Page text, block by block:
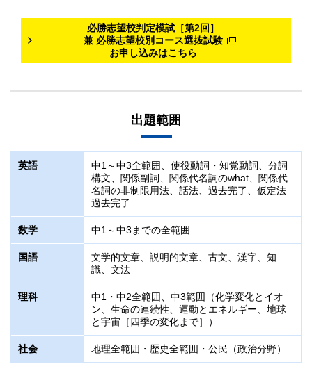
首都圏外および首都圏内の一部地域※・海外にお住まいの
中3
対象地域の詳細についてはこちら をご確認ください。
日程
早稲田アカデミーEAST」を使用したご自宅での受験と
田アカデミーEASTを使用して答案用紙を提出いただきます。
数学（60分・100点）
国語（60分・100点）
理科（30分・100点）
社会（30分・100点）
詳細は以下の「 出題範囲」をご確認ください。
タイムテーブル
【5科目受験】
る方）
中3
8/30（日）の都立Vもぎを受験するため当日会場受験に参加でき
ない方が対象となります。
都立Vもぎは9/6（日）・13（日）にも実施がございますので、で
きる限りそちらをご受験いただき、本試験は8/30（日）に当日受験
していただきますようお願い致します。
日程
8/29（土）
科目
英語（60分・100点）
国語（60分・100点）
首都圏外および首都圏内の一部地域※・海外にお住まいの
中3
8/30（日）に出席日数に関わる学校行事（修学旅行・運動会・文
8/29（土）
「Zoom・ 早稲田アカデミーEAST 」を使用したご自宅での受験と
なります。こちらはZoom上で試験監督を行います。受験後は早稲
田アカデミーEASTを使用して答案用紙を提出いただきます。
科目
英語（60分・100点）
数学（60分・100点）
国語（60分・100点）
理科（30分・100点）
社会（30分・100点）
必勝志望校判定模試［第2回］
兼 必勝志望校別コース選抜試験
お申し込みはこちら
出題範囲
英語
中1～中3全範囲、使役動詞・知覚動詞、分詞
構文、関係副詞、関係代名詞のwhat、関係代
名詞の非制限用法、話法、過去完了、仮定法
過去完了
数学 中1～中3までの全範囲
国語
文学的文章、説明的文章、古文、漢字、知
識、文法
理科
中1・中2全範囲、中3範囲（化学変化とイオ
ン、生命の連続性、運動とエネルギー、地球
と宇宙［四季の変化まで］）
社会 地理全範囲・歴史全範囲・公民（政治分野）